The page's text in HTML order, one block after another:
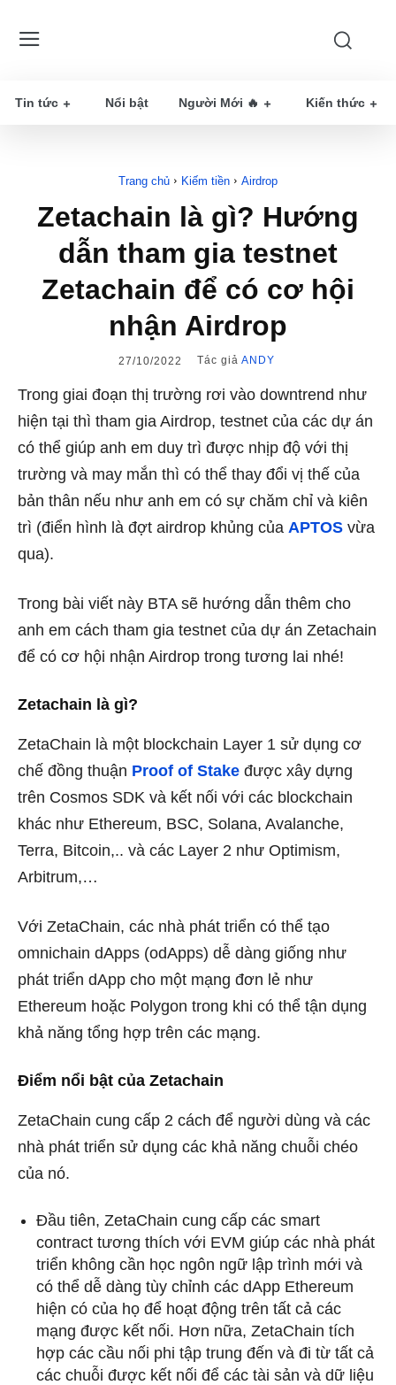
Tin tức Nổi bật Người Mới 🔥 Kiến thức
Trang chủ Kiếm tiền Airdrop
Zetachain là gì? Hướng
dẫn tham gia testnet
Zetachain để có cơ hội
nhận Airdrop
27/10/2022 Tác giả ANDY
Trong giai đoạn thị trường rơi vào downtrend như
hiện tại thì tham gia Airdrop, testnet của các dự án
có thể giúp anh em duy trì được nhịp độ với thị
trường và may mắn thì có thể thay đổi vị thế của
bản thân nếu như anh em có sự chăm chỉ và kiên
trì (điển hình là đợt airdrop khủng của APTOS vừa
qua).
Trong bài viết này BTA sẽ hướng dẫn thêm cho
anh em cách tham gia testnet của dự án Zetachain
để có cơ hội nhận Airdrop trong tương lai nhé!
Zetachain là gì?
ZetaChain là một blockchain Layer 1 sử dụng cơ
chế đồng thuận Proof of Stake được xây dựng
trên Cosmos SDK và kết nối với các blockchain
khác như Ethereum, BSC, Solana, Avalanche,
Terra, Bitcoin,.. và các Layer 2 như Optimism,
Arbitrum,…
Với ZetaChain, các nhà phát triển có thể tạo
omnichain dApps (odApps) dễ dàng giống như
phát triển dApp cho một mạng đơn lẻ như
Ethereum hoặc Polygon trong khi có thể tận dụng
khả năng tổng hợp trên các mạng.
Điểm nổi bật của Zetachain
ZetaChain cung cấp 2 cách để người dùng và các
nhà phát triển sử dụng các khả năng chuỗi chéo
của nó.
Đầu tiên, ZetaChain cung cấp các smart
contract tương thích với EVM giúp các nhà phát
triển không cần học ngôn ngữ lập trình mới và
có thể dễ dàng tùy chỉnh các dApp Ethereum
hiện có của họ để hoạt động trên tất cả các
mạng được kết nối. Hơn nữa, ZetaChain tích
hợp các cầu nối phi tập trung đến và đi từ tất cả
các chuỗi được kết nối để các tài sản và dữ liệu